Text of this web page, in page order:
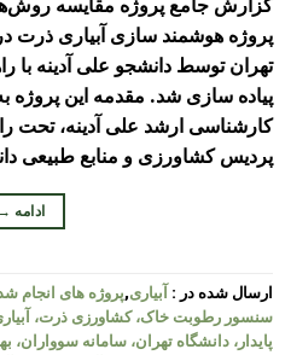
گزارش جامع پروژه مقایسه
پروژه هوشمند سازی آبیاری ذرت
تهران توسط دانشجو علی آدینه با
پیاده سازی شد. مقدمه این پروژه
کارشناسی ارشد علی آدینه، تحت
پردیس کشاورزی و منابع طبیعی
ادامه →
ارسال شده در : آبیاری,پروژه های انجام
سنسور رطوبت خاک، کشاورزی ذرت،
پایدار، دانشگاه تهران، سامانه سوواران،